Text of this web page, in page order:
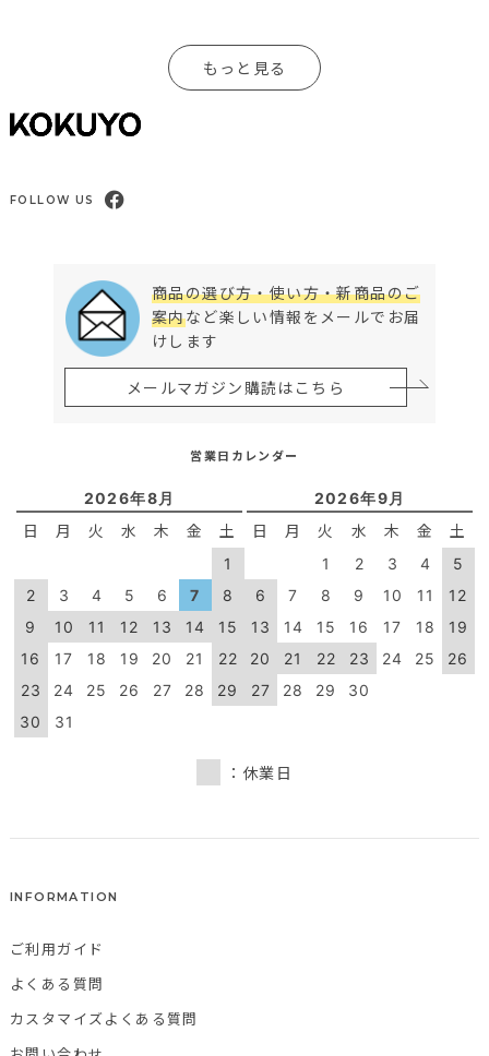
もっと見る
FOLLOW US
商品の選び方・使い方・新商品のご
案内など楽しい情報をメールでお届
けします
メールマガジン購読はこちら
営業日カレンダー
2026年8月
日 月 火 水 木 金 土
1
2
3 4 5 6 7
8
9
10 11 12 13 14
15
16
17 18 19 20 21
22
23
24 25 26 27 28
29
30
31
2026年9月
日 月 火 水 木 金 土
1 2 3 4
5
6
7 8 9 10 11
12
13
14 15 16 17 18
19
20
21 22 23 24 25
26
27
28 29 30
：休業日
INFORMATION
ご利用ガイド
よくある質問
カスタマイズよくある質問